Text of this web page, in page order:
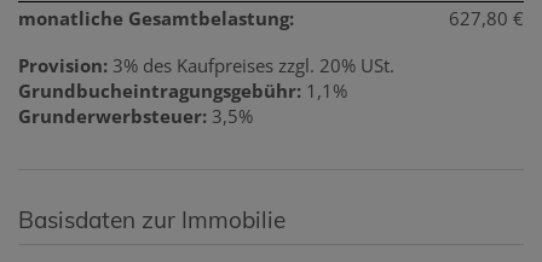
monatliche Gesamtbelastung:
627,80 €
Provision: 3% des Kaufpreises zzgl. 20% USt.
Grundbucheintragungsgebühr: 1,1%
Grunderwerbsteuer: 3,5%
Basisdaten zur Immobilie